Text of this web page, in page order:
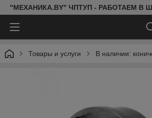
"МЕХАНИКА.BY" ЧПТУП - РАБОТАЕМ В
Товары и услуги В наличии: